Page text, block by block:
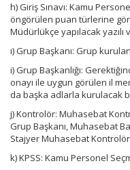
h) Giriş Sınavı: Kamu
öngörülen puan türlerine
Müdürlükçe yapılacak yazılı
ı) Grup Başkanı: Grup
i) Grup Başkanlığı:
onayı ile uygun görülen il
da başka adlarla kurulacak
j) Kontrolör: Muhasebat
Grup Başkanı, Muhasebat
Stajyer Muhasebat
k) KPSS: Kamu Personel